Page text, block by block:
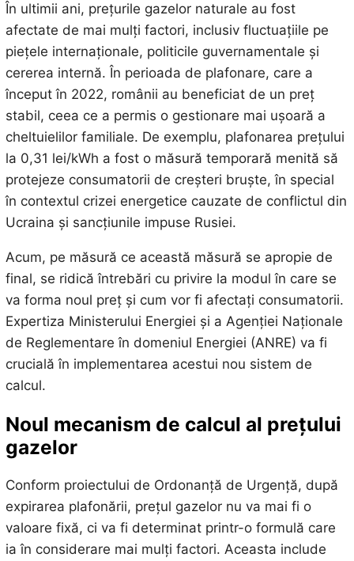
În ultimii ani, prețurile gazelor naturale au fost
afectate de mai mulți factori, inclusiv fluctuațiile pe
piețele internaționale, politicile guvernamentale și
cererea internă. În perioada de plafonare, care a
început în 2022, românii au beneficiat de un preț
stabil, ceea ce a permis o gestionare mai ușoară a
cheltuielilor familiale. De exemplu, plafonarea prețului
la 0,31 lei/kWh a fost o măsură temporară menită să
protejeze consumatorii de creșteri bruște, în special
în contextul crizei energetice cauzate de conflictul din
Ucraina și sancțiunile impuse Rusiei.
Acum, pe măsură ce această măsură se apropie de
final, se ridică întrebări cu privire la modul în care se
va forma noul preț și cum vor fi afectați consumatorii.
Expertiza Ministerului Energiei și a Agenției Naționale
de Reglementare în domeniul Energiei (ANRE) va fi
crucială în implementarea acestui nou sistem de
calcul.
Noul mecanism de calcul al prețului
gazelor
Conform proiectului de Ordonanță de Urgență, după
expirarea plafonării, prețul gazelor nu va mai fi o
valoare fixă, ci va fi determinat printr-o formulă care
ia în considerare mai mulți factori. Aceasta include